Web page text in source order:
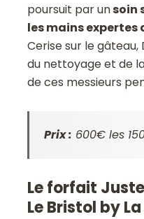
poursuit par unsoin
les mains expertes
Cerise sur le
du nettoyage et de
de ces messieurs
Prix : 600€ les
Le forfait
Le Bristol by